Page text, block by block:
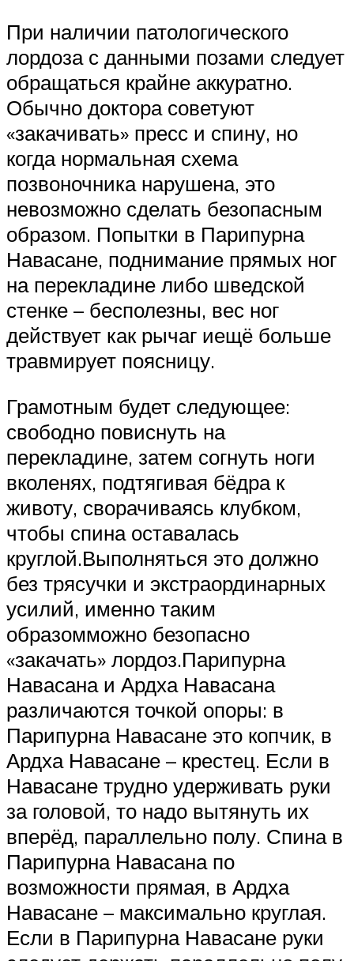
При наличии патологического
лордоза с данными позами следует
обращаться крайне аккуратно.
Обычно доктора советуют
«закачивать» пресс и спину, но
когда нормальная схема
позвоночника нарушена, это
невозможно сделать безопасным
образом. Попытки в Парипурна
Навасане, поднимание прямых ног
на перекладине либо шведской
стенке – бесполезны, вес ног
действует как рычаг иещё больше
травмирует поясницу.
Грамотным будет следующее:
свободно повиснуть на
перекладине, затем согнуть ноги
вколенях, подтягивая бёдра к
животу, сворачиваясь клубком,
чтобы спина оставалась
круглой.Выполняться это должно
без трясучки и экстраординарных
усилий, именно таким
образомможно безопасно
«закачать» лордоз.Парипурна
Навасана и Ардха Навасана
различаются точкой опоры: в
Парипурна Навасане это копчик, в
Ардха Навасане – крестец. Если в
Навасане трудно удерживать руки
за головой, то надо вытянуть их
вперёд, параллельно полу. Спина в
Парипурна Навасана по
возможности прямая, в Ардха
Навасане – максимально круглая.
Если в Парипурна Навасане руки